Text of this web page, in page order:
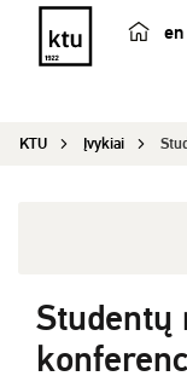
en
KTU Įvykiai Studentų
Studentų